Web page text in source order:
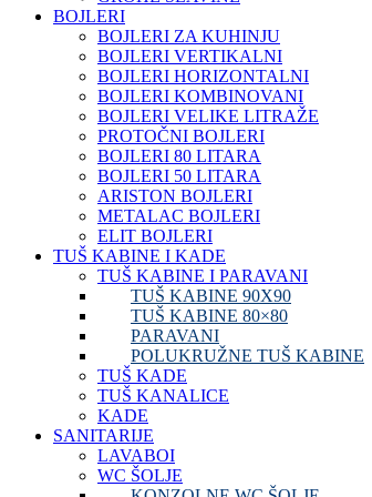
BOJLERI
BOJLERI ZA KUHINJU
BOJLERI VERTIKALNI
BOJLERI HORIZONTALNI
BOJLERI KOMBINOVANI
BOJLERI VELIKE LITRAŽE
PROTOČNI BOJLERI
BOJLERI 80 LITARA
BOJLERI 50 LITARA
ARISTON BOJLERI
METALAC BOJLERI
ELIT BOJLERI
TUŠ KABINE I KADE
TUŠ KABINE I PARAVANI
TUŠ KABINE 90X90
TUŠ KABINE 80×80
PARAVANI
POLUKRUŽNE TUŠ KABINE
TUŠ KADE
TUŠ KANALICE
KADE
SANITARIJE
LAVABOI
WC ŠOLJE